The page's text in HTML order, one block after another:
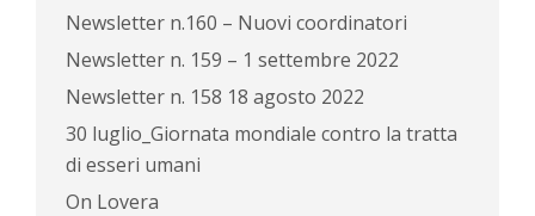
Newsletter n.160 – Nuovi coordinatori
Newsletter n. 159 – 1 settembre 2022
Newsletter n. 158 18 agosto 2022
30 luglio_Giornata mondiale contro la tratta
di esseri umani
On Lovera